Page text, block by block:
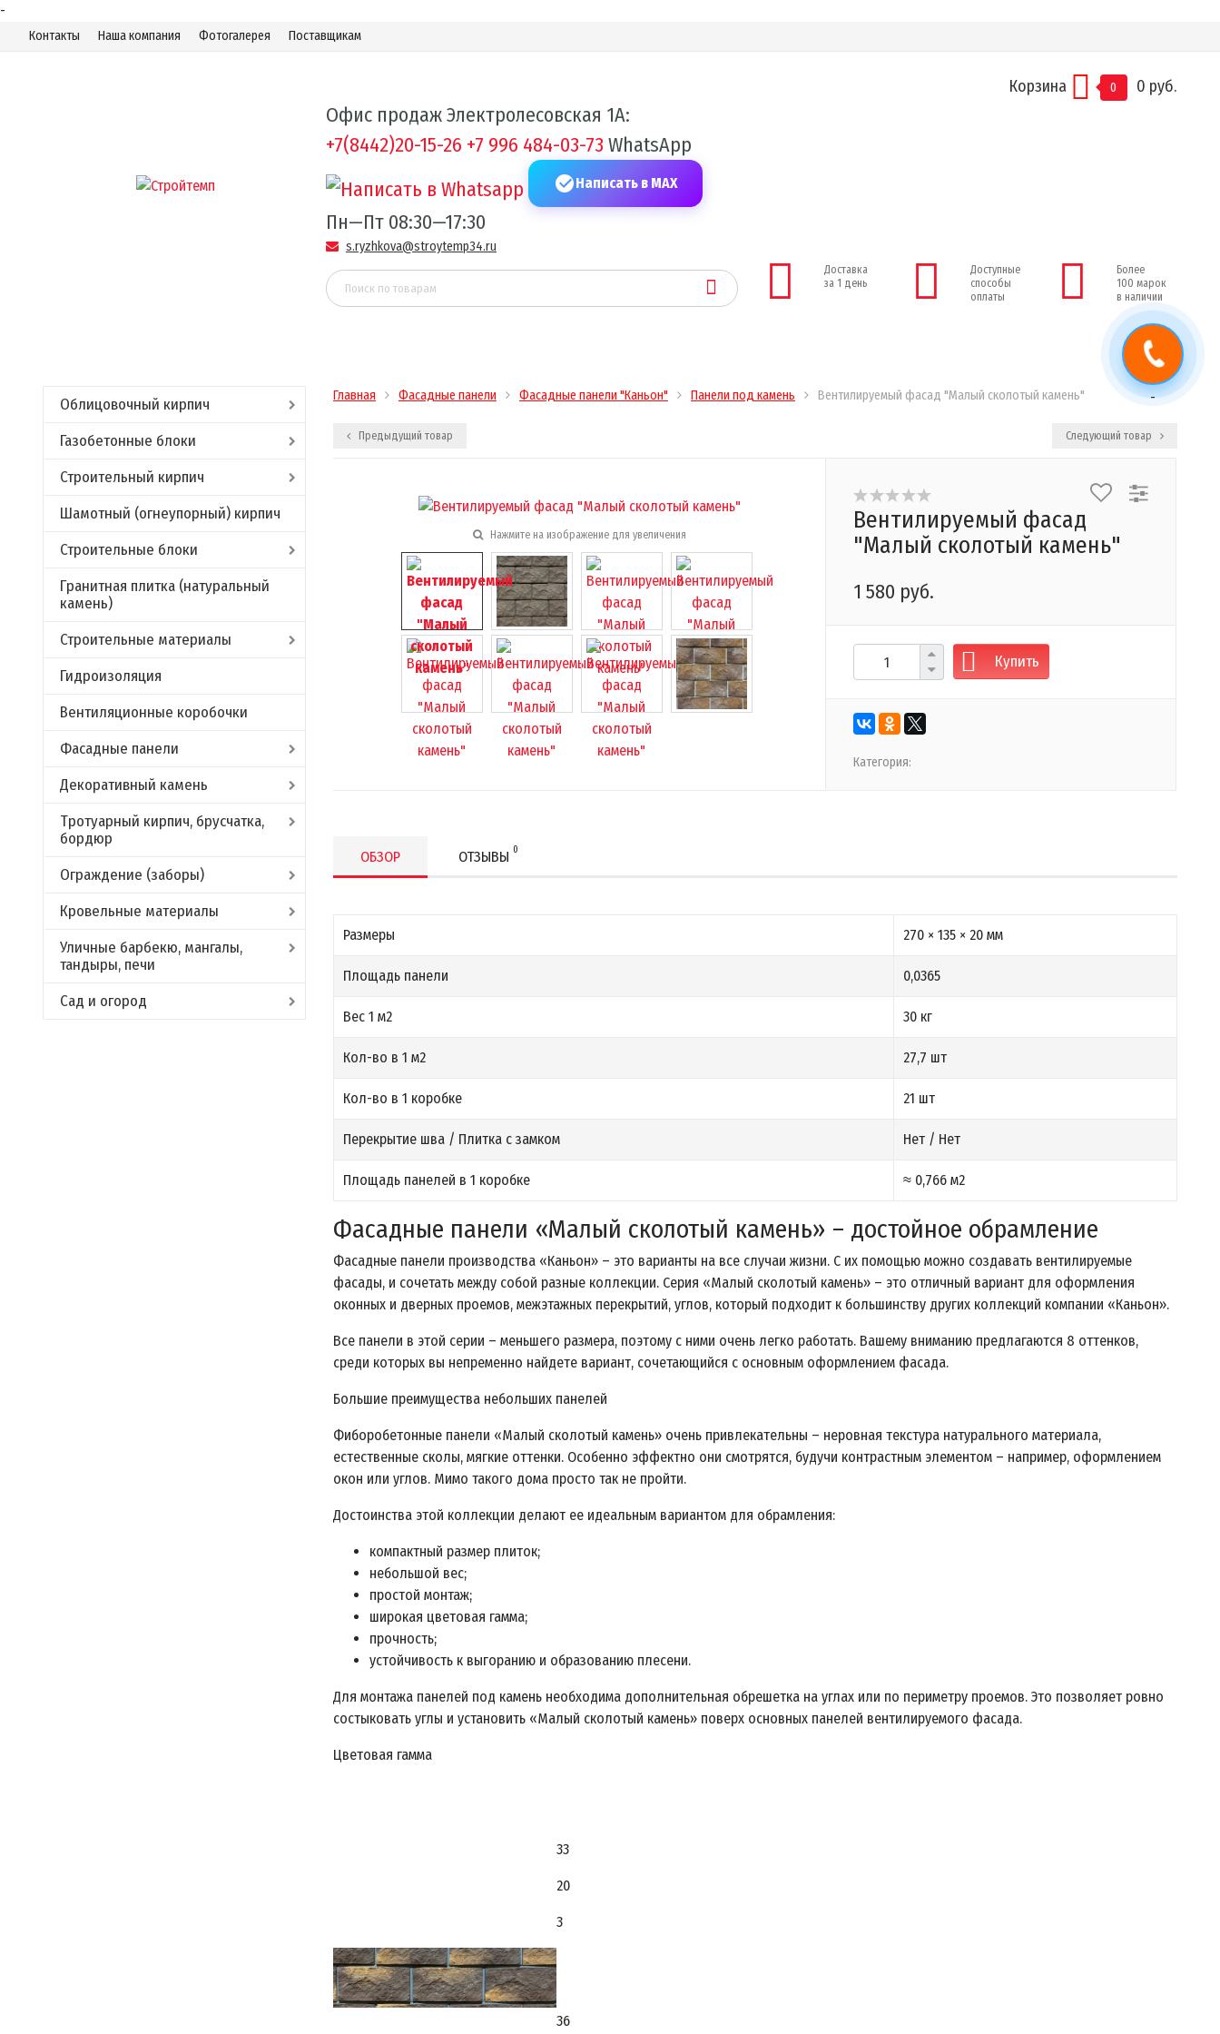
-
-
Контакты Наша компания Фотогалерея Поставщикам
Офис продаж Электролесовская 1А:
+7(8442)20-15-26 +7 996 484-03-73 WhatsApp
Написать в MAX
Пн—Пт 08:30—17:30
s.ryzhkova@stroytemp34.ru
Корзина 0 0 руб.
Доставка
за 1 день
Доступные
способы
оплаты
Более
100 марок
в наличии
Облицовочный кирпич
Газобетонные блоки
Строительный кирпич
Шамотный (огнеупорный) кирпич
Строительные блоки
Гранитная плитка (натуральный
камень)
Строительные материалы
Гидроизоляция
Вентиляционные коробочки
Фасадные панели
Декоративный камень
Тротуарный кирпич, брусчатка,
бордюр
Ограждение (заборы)
Кровельные материалы
Уличные барбекю, мангалы,
тандыры, печи
Сад и огород
Главная Фасадные панели Фасадные панели "Каньон" Панели под камень Вентилируемый фасад "Малый сколотый камень"
Предыдущий товар Следующий товар
Нажмите на изображение для увеличения
Вентилируемый фасад
"Малый сколотый камень"
1 580 руб.
Купить
Категория:
ОБЗОР ОТЗЫВЫ 0
Размеры 270 × 135 × 20 мм
Площадь панели 0,0365
Вес 1 м2 30 кг
Кол-во в 1 м2 27,7 шт
Кол-во в 1 коробке 21 шт
Перекрытие шва / Плитка с замком Нет / Нет
Площадь панелей в 1 коробке ≈ 0,766 м2
Фасадные панели «Малый сколотый камень» – достойное обрамление
Фасадные панели производства «Каньон» – это варианты на все случаи жизни. С их помощью можно создавать вентилируемые
фасады, и сочетать между собой разные коллекции. Серия «Малый сколотый камень» – это отличный вариант для оформления
оконных и дверных проемов, межэтажных перекрытий, углов, который подходит к большинству других коллекций компании «Каньон».
Все панели в этой серии – меньшего размера, поэтому с ними очень легко работать. Вашему вниманию предлагаются 8 оттенков,
среди которых вы непременно найдете вариант, сочетающийся с основным оформлением фасада.
Большие преимущества небольших панелей
Фиборобетонные панели «Малый сколотый камень» очень привлекательны – неровная текстура натурального материала,
естественные сколы, мягкие оттенки. Особенно эффектно они смотрятся, будучи контрастным элементом – например, оформлением
окон или углов. Мимо такого дома просто так не пройти.
Достоинства этой коллекции делают ее идеальным вариантом для обрамления:
компактный размер плиток;
небольшой вес;
простой монтаж;
широкая цветовая гамма;
прочность;
устойчивость к выгоранию и образованию плесени.
Для монтажа панелей под камень необходима дополнительная обрешетка на углах или по периметру проемов. Это позволяет ровно
состыковать углы и установить «Малый сколотый камень» поверх основных панелей вентилируемого фасада.
Цветовая гамма
33
20
3
36